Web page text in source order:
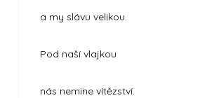
a my slávu velikou.
Pod naší vlajkou
nás nemine vítězství.